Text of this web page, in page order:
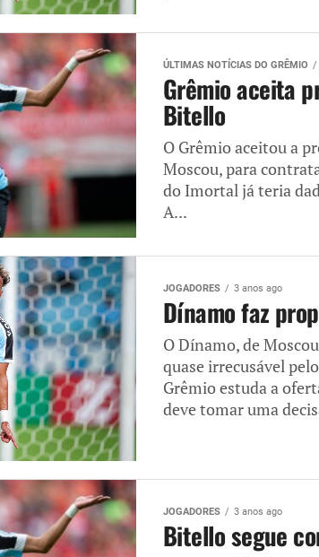
ÚLTIMAS NOTÍCIAS DO GRÊMIO
Grêmio aceita
Bitello
O Grêmio aceitou a
Moscou, para
do Imortal já teria
A...
JOGADORES 3 anos ago
Dínamo faz
O Dínamo, de
quase irrecusável
Grêmio estuda a
deve tomar uma
JOGADORES 3 anos ago
Bitello segue